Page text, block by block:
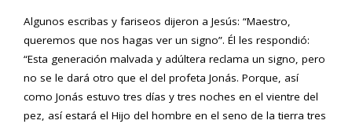
Algunos escribas y fariseos dijeron a Jesús: “Maestro,
queremos que nos hagas ver un signo”. Él les respondió:
“Esta generación malvada y adúltera reclama un signo, pero
no se le dará otro que el del profeta Jonás. Porque, así
como Jonás estuvo tres días y tres noches en el vientre del
pez, así estará el Hijo del hombre en el seno de la tierra tres